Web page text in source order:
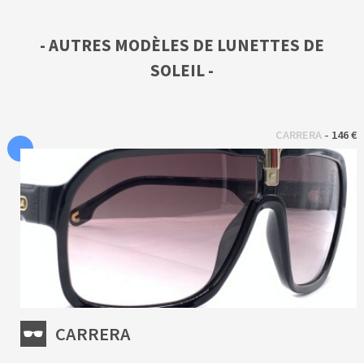
- AUTRES MODÈLES DE LUNETTES DE
SOLEIL -
CARRERA - 146 €
CARRERA